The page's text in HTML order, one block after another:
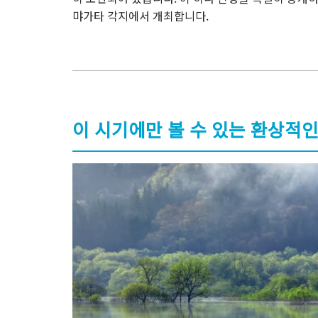
먀가타 각지에서 개최합니다.
이 시기에만 볼 수 있는 환상적